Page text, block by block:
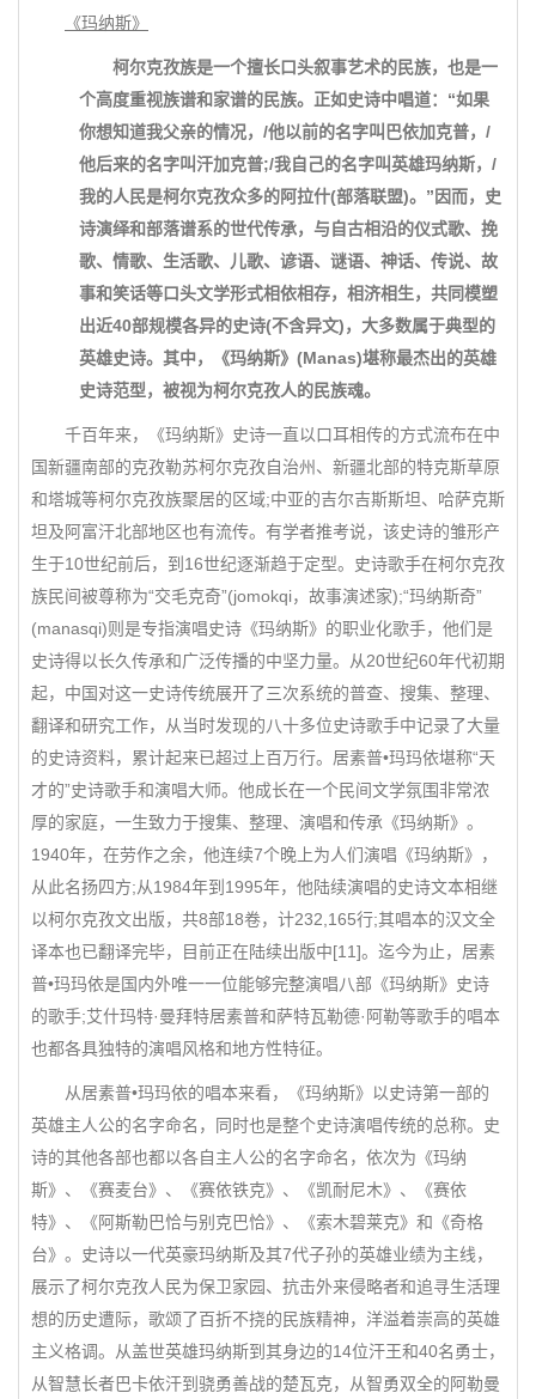
《玛纳斯》
柯尔克孜族是一个擅长口头叙事艺术的民族，也是一
个高度重视族谱和家谱的民族。正如史诗中唱道：“如果
你想知道我父亲的情况，/他以前的名字叫巴依加克普，/
他后来的名字叫汗加克普;/我自己的名字叫英雄玛纳斯，/
我的人民是柯尔克孜众多的阿拉什(部落联盟)。”因而，史
诗演绎和部落谱系的世代传承，与自古相沿的仪式歌、挽
歌、情歌、生活歌、儿歌、谚语、谜语、神话、传说、故
事和笑话等口头文学形式相依相存，相济相生，共同模塑
出近40部规模各异的史诗(不含异文)，大多数属于典型的
英雄史诗。其中，《玛纳斯》(Manas)堪称最杰出的英雄
史诗范型，被视为柯尔克孜人的民族魂。
千百年来，《玛纳斯》史诗一直以口耳相传的方式流布在中
国新疆南部的克孜勒苏柯尔克孜自治州、新疆北部的特克斯草原
和塔城等柯尔克孜族聚居的区域;中亚的吉尔吉斯斯坦、哈萨克斯
坦及阿富汗北部地区也有流传。有学者推考说，该史诗的雏形产
生于10世纪前后，到16世纪逐渐趋于定型。史诗歌手在柯尔克孜
族民间被尊称为“交毛克奇”(jomokqi，故事演述家);“玛纳斯奇”
(manasqi)则是专指演唱史诗《玛纳斯》的职业化歌手，他们是
史诗得以长久传承和广泛传播的中坚力量。从20世纪60年代初期
起，中国对这一史诗传统展开了三次系统的普查、搜集、整理、
翻译和研究工作，从当时发现的八十多位史诗歌手中记录了大量
的史诗资料，累计起来已超过上百万行。居素普•玛玛依堪称“天
才的”史诗歌手和演唱大师。他成长在一个民间文学氛围非常浓
厚的家庭，一生致力于搜集、整理、演唱和传承《玛纳斯》。
1940年，在劳作之余，他连续7个晚上为人们演唱《玛纳斯》，
从此名扬四方;从1984年到1995年，他陆续演唱的史诗文本相继
以柯尔克孜文出版，共8部18卷，计232,165行;其唱本的汉文全
译本也已翻译完毕，目前正在陆续出版中[11]。迄今为止，居素
普•玛玛依是国内外唯一一位能够完整演唱八部《玛纳斯》史诗
的歌手;艾什玛特·曼拜特居素普和萨特瓦勒德·阿勒等歌手的唱本
也都各具独特的演唱风格和地方性特征。
从居素普•玛玛依的唱本来看，《玛纳斯》以史诗第一部的
英雄主人公的名字命名，同时也是整个史诗演唱传统的总称。史
诗的其他各部也都以各自主人公的名字命名，依次为《玛纳
斯》、《赛麦台》、《赛依铁克》、《凯耐尼木》、《赛依
特》、《阿斯勒巴恰与别克巴恰》、《索木碧莱克》和《奇格
台》。史诗以一代英豪玛纳斯及其7代子孙的英雄业绩为主线，
展示了柯尔克孜人民为保卫家园、抗击外来侵略者和追寻生活理
想的历史遭际，歌颂了百折不挠的民族精神，洋溢着崇高的英雄
主义格调。从盖世英雄玛纳斯到其身边的14位汗王和40名勇士，
从智慧长者巴卡依汗到骁勇善战的楚瓦克，从智勇双全的阿勒曼